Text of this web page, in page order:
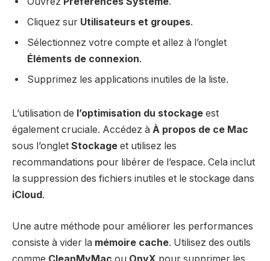
Cliquez sur Utilisateurs et groupes.
Sélectionnez votre compte et allez à l’onglet
Éléments de connexion.
Supprimez les applications inutiles de la liste.
L’utilisation de l’optimisation du stockage est
également cruciale. Accédez à À propos de ce Mac
sous l’onglet Stockage et utilisez les
recommandations pour libérer de l’espace. Cela inclut
la suppression des fichiers inutiles et le stockage dans
iCloud .
Une autre méthode pour améliorer les performances
consiste à vider la mémoire cache. Utilisez des outils